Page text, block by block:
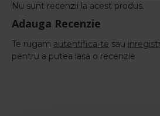
Nu sunt recenzii la acest produs.
Adauga Recenzie
Te rugam autentifica-te sau
pentru a putea lasa o recenzie